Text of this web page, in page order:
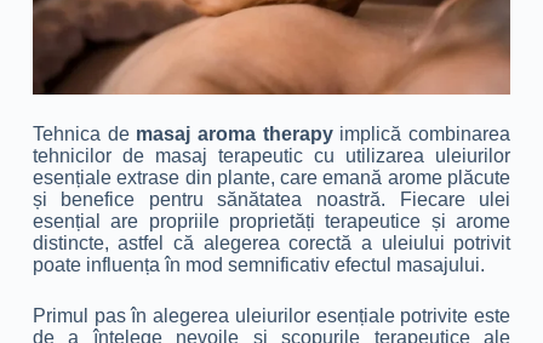
Tehnica de masaj aroma therapyimplică combinarea
tehnicilor de masaj terapeutic cu utilizarea uleiurilor
esențiale extrase din plante, care emană arome plăcute
și benefice pentru sănătatea noastră. Fiecare ulei
esențial are propriile proprietăți terapeutice și arome
distincte, astfel că alegerea corectă a uleiului potrivit
poate influența în mod semnificativ efectul masajului.
Primul pas în alegerea uleiurilor esențiale potrivite este
de a înțelege nevoile și scopurile terapeutice ale